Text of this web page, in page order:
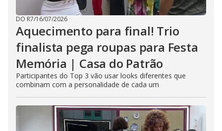
DO R7/16/07/2026
Aquecimento para final! Trio
finalista pega roupas para Festa
Memória | Casa do Patrão
Participantes do Top 3 vão usar looks diferentes que
combinam com a personalidade de cada um